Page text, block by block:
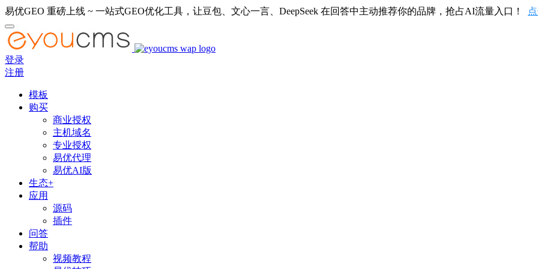
易优GEO 重磅上线 ~ 一站式GEO优化工具，让豆包、文心一言、DeepSeek 在回答中主动推荐你的品牌，抢占AI流量入口！
登录
注册
模板
购买
商业授权
主机域名
专业授权
易优代理
易优AI版
生态+
应用
源码
插件
问答
帮助
视频教程